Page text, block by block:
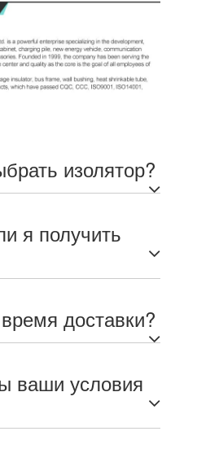
изолятор?
я получить
доставки?
ваши условия